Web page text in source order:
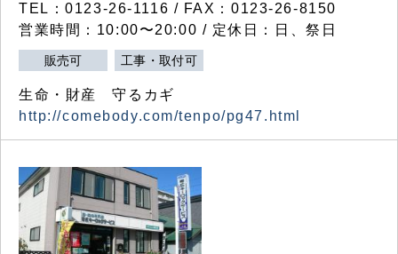
TEL：0123-26-1116 / FAX：0123-26-8150
営業時間：10:00〜20:00 / 定休日：日、祭日
販売可 工事・取付可
生命・財産 守るカギ
http://comebody.com/tenpo/pg47.html